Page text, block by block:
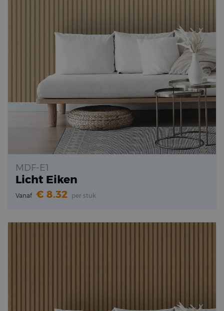
MDF-E1
Licht Eiken
Vanaf 8.32 per stuk